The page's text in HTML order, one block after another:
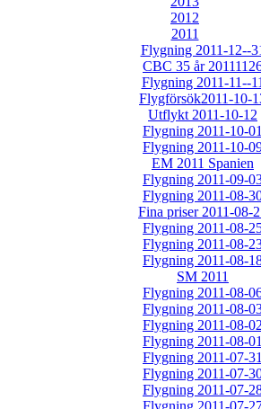
2012
2011
Flygning 2011-12--
CBC 35 år
Flygning 2011-11--
Flygförsök2011-10-
Utflykt 2011-10-12
Flygning 2011-10-01
Flygning 2011-10-
EM 2011 Spanien
Flygning 2011-09-
Flygning 2011-08-
Fina priser 2011-08-
Flygning 2011-08-
Flygning 2011-08-
Flygning 2011-08-
SM 2011
Flygning 2011-08-
Flygning 2011-08-
Flygning 2011-08-
Flygning 2011-08-01
Flygning 2011-07-31
Flygning 2011-07-
Flygning 2011-07-